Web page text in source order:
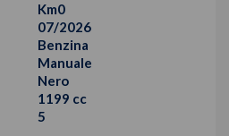
Km0
07/2026
Benzina
Manuale
Nero
1199 cc
5